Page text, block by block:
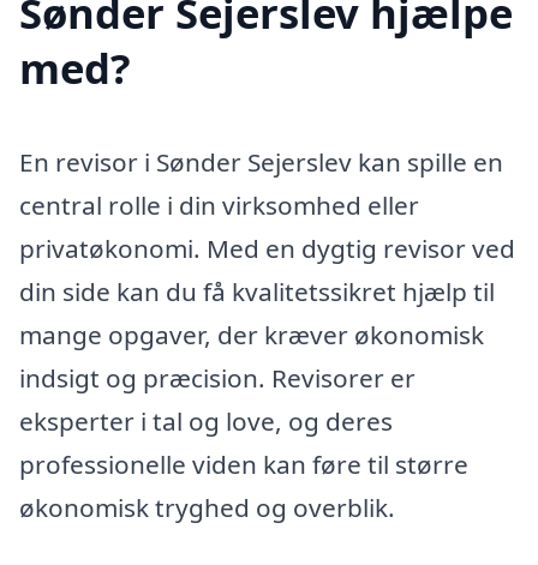
Sønder Sejerslev hjælpe
med?
En revisor i Sønder Sejerslev kan spille en
central rolle i din virksomhed eller
privatøkonomi. Med en dygtig revisor ved
din side kan du få kvalitetssikret hjælp til
mange opgaver, der kræver økonomisk
indsigt og præcision. Revisorer er
eksperter i tal og love, og deres
professionelle viden kan føre til større
økonomisk tryghed og overblik.